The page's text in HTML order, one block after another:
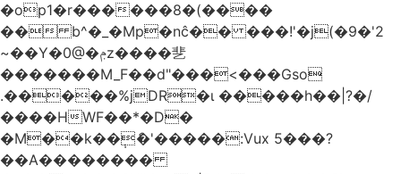
�op1�r������8�(����
�� b^�_�Mp�nĉ�� ���!'�j(�9�'2
~��Y�0@�ݦz����㐟
�������M_F��d"���<���Gso
.�����%jDR�ɩ �����h��|?�/
����HWF��*�D�
�M��k��݄ެ�'�����:Vux 5���?
��A��������